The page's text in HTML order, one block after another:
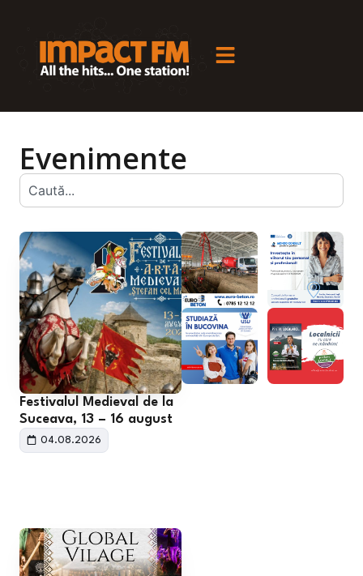
Evenimente
Festivalul Medieval de la
Suceava, 13 – 16 august
04.08.2026